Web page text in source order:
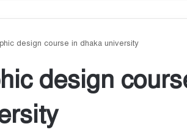
design course in dhaka university
design